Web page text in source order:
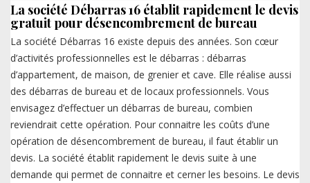
La société Débarras 16 établit rapidement le devis
gratuit pour désencombrement de bureau
La société Débarras 16 existe depuis des années. Son cœur
d’activités professionnelles est le débarras : débarras
d’appartement, de maison, de grenier et cave. Elle réalise aussi
des débarras de bureau et de locaux professionnels. Vous
envisagez d’effectuer un débarras de bureau, combien
reviendrait cette opération. Pour connaitre les coûts d’une
opération de désencombrement de bureau, il faut établir un
devis. La société établit rapidement le devis suite à une
demande qui permet de connaitre et cerner les besoins. Le devis